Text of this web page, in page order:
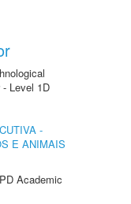
- Level 1D
-
E ANIMAIS
Academic